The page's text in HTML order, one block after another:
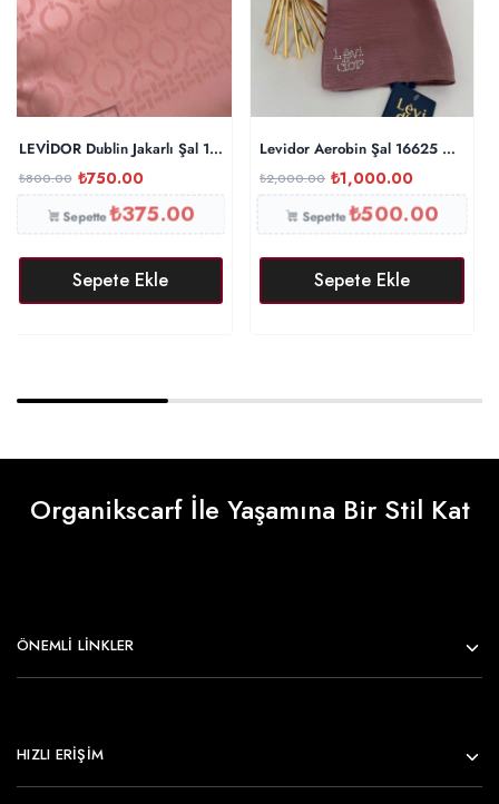
LEVİDOR Dublin Jakarlı Şal 17886 – Japon Kirazı
₺800.00 ₺750.00
Sepette₺375.00
Sepete Ekle
Levidor Aerobin Şal 16625 – İncir
₺2,000.00 ₺1,000.00
Sepette₺500.00
Sepete Ekle
Organikscarf İle Yaşamına Bir Stil Kat
ÖNEMLI LINKLER
HIZLI ERİŞİM